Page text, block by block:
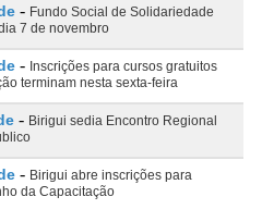
- Fundo Social de Solidariedade
7 de novembro
- Inscrições para cursos gratuitos
terminam nesta sexta-feira
- Birigui sedia Encontro Regional
- Birigui abre inscrições para
da Capacitação